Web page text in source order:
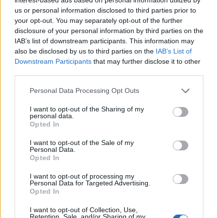
us or personal information disclosed to third parties prior to
your opt-out. You may separately opt-out of the further
disclosure of your personal information by third parties on the
IAB’s list of downstream participants. This information may
also be disclosed by us to third parties on the IAB’s List of
Downstream Participants that may further disclose it to other
Personal Data Processing Opt Outs
I want to opt-out of the Sharing of my
personal data.
Opted In
I want to opt-out of the Sale of my
Personal Data.
Opted In
I want to opt-out of processing my
Personal Data for Targeted Advertising.
Opted In
I want to opt-out of Collection, Use,
Retention, Sale, and/or Sharing of my
Ετικέτες :Ιταλία ,τυροκομία,τυροκόμος.
Δείτε επίσης